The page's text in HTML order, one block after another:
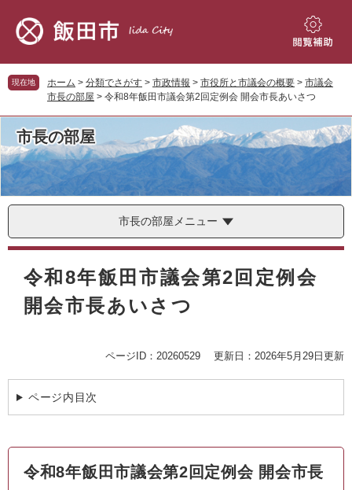
先
頭
を
飛
本
文
へ
閲
補
助
現在地 ホーム > 分類でさがす > 市政情報 > 市役所と市議会の概要 > 市議会
市長の部屋 > 令和8年飯田市議会第2回定例会 開会市長あいさつ
市長の部屋
市長の部屋メニュー
本
令和8年飯田市議会第2回定例会
開会市長あいさつ
ページID：20260529 更新日：2026年5月29日更新
ページ内目次
令和8年飯田市議会第2回定例会 開会市長